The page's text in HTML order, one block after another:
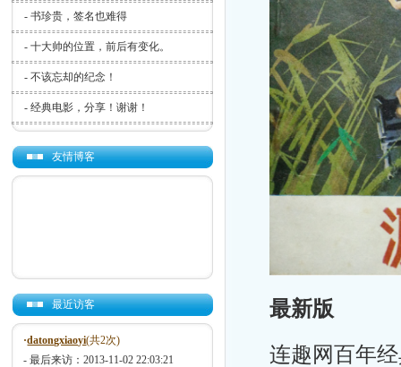
- 书珍贵，签名也难得
- 十大帅的位置，前后有变化。
- 不该忘却的纪念！
- 经典电影，分享！谢谢！
友情博客
最近访客
·datongxiaoyi(共2次)
- 最后来访：2013-11-02 22:03:21
最新版
连趣网百年